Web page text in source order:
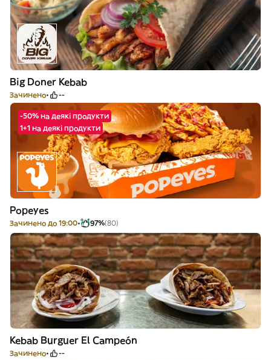
Big Doner Kebab
Зачинено --
-50% на деякі продукти
1+1 на деякі продукти
Popeyes
Зачинено до 19:00 97%(80)
Kebab Burguer El Campeón
Зачинено --